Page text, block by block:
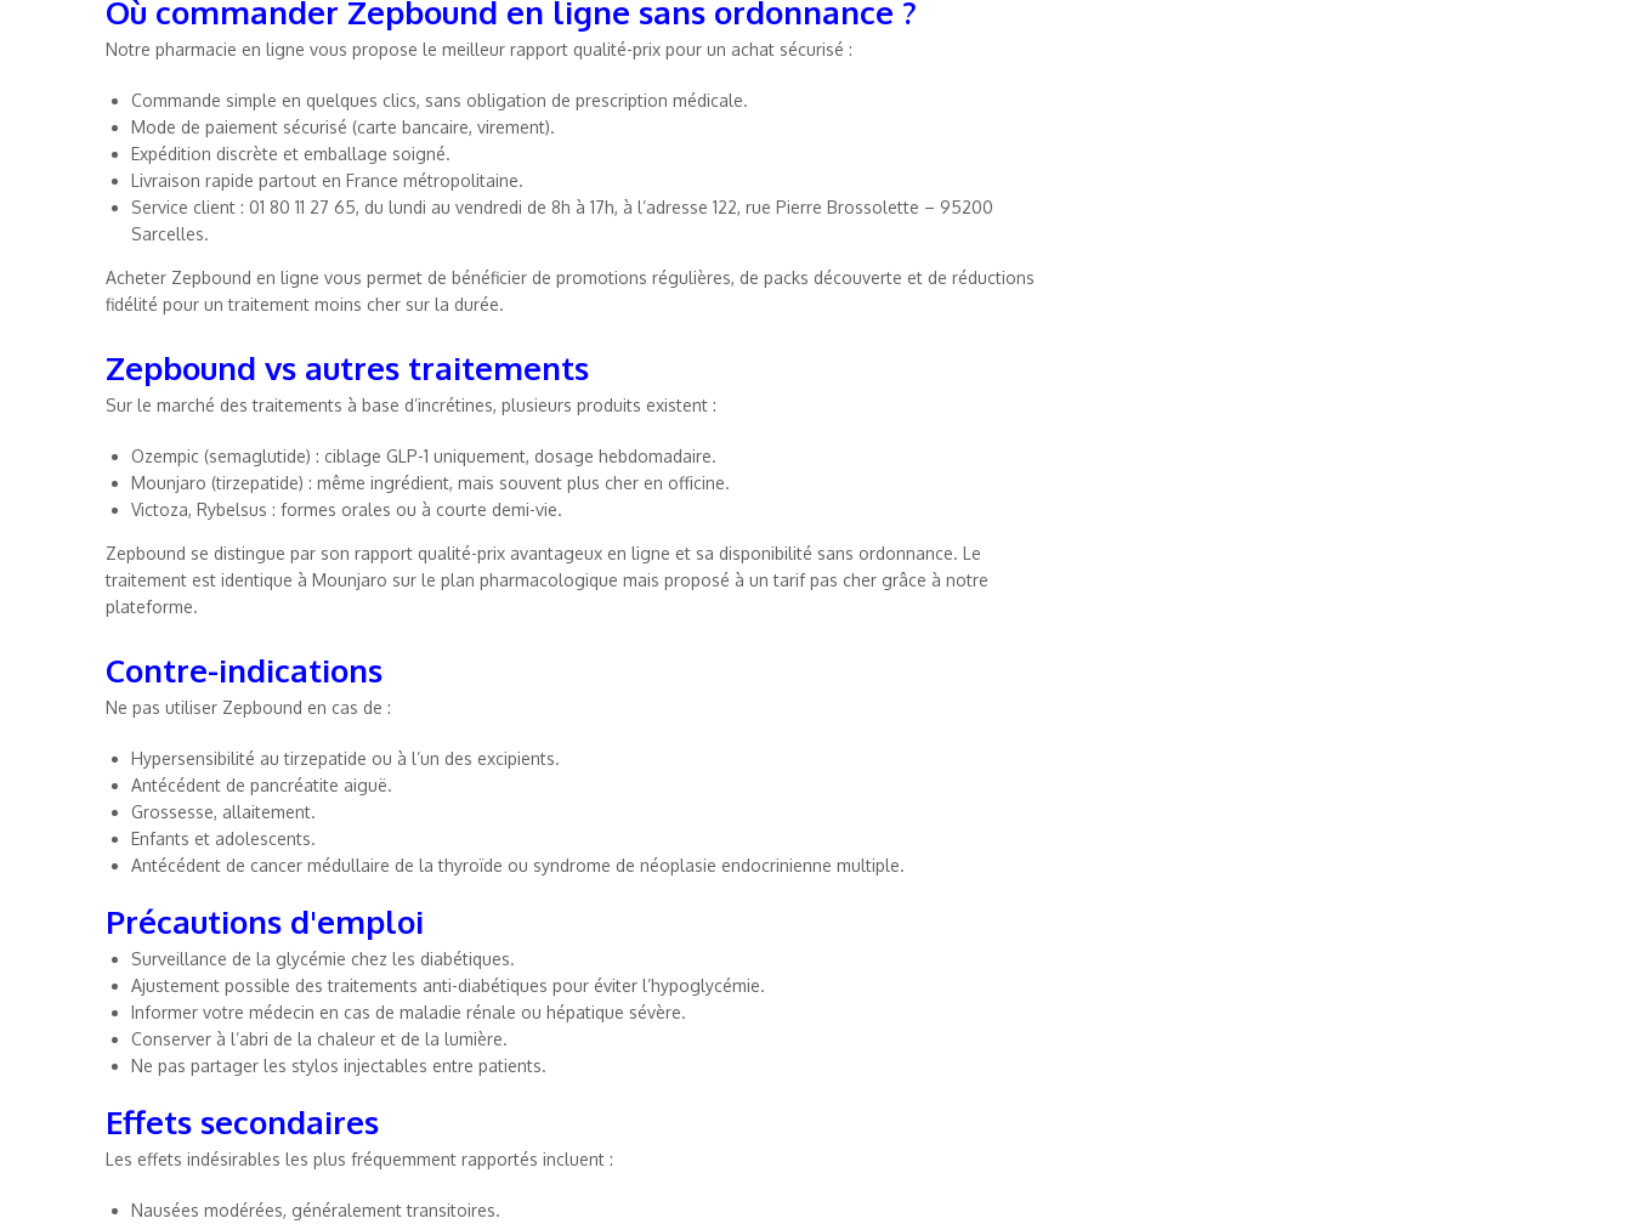
Où commander Zepbound en ligne sans ordonnance ?
Notre pharmacie en ligne vous propose le meilleur rapport qualité-prix pour un achat sécurisé :
Commande simple en quelques clics, sans obligation de prescription médicale.
Mode de paiement sécurisé (carte bancaire, virement).
Expédition discrète et emballage soigné.
Livraison rapide partout en France métropolitaine.
Service client : 01 80 11 27 65, du lundi au vendredi de 8h à 17h, à l’adresse 122, rue Pierre Brossolette – 95200
Sarcelles.
Acheter Zepbound en ligne vous permet de bénéficier de promotions régulières, de packs découverte et de réductions
fidélité pour un traitement moins cher sur la durée.
Zepbound vs autres traitements
Sur le marché des traitements à base d’incrétines, plusieurs produits existent :
Ozempic (semaglutide) : ciblage GLP-1 uniquement, dosage hebdomadaire.
Mounjaro (tirzepatide) : même ingrédient, mais souvent plus cher en officine.
Victoza, Rybelsus : formes orales ou à courte demi-vie.
Zepbound se distingue par son rapport qualité-prix avantageux en ligne et sa disponibilité sans ordonnance. Le
traitement est identique à Mounjaro sur le plan pharmacologique mais proposé à un tarif pas cher grâce à notre
plateforme.
Contre-indications
Ne pas utiliser Zepbound en cas de :
Hypersensibilité au tirzepatide ou à l’un des excipients.
Antécédent de pancréatite aiguë.
Grossesse, allaitement.
Enfants et adolescents.
Antécédent de cancer médullaire de la thyroïde ou syndrome de néoplasie endocrinienne multiple.
Précautions d'emploi
Surveillance de la glycémie chez les diabétiques.
Ajustement possible des traitements anti-diabétiques pour éviter l’hypoglycémie.
Informer votre médecin en cas de maladie rénale ou hépatique sévère.
Conserver à l’abri de la chaleur et de la lumière.
Ne pas partager les stylos injectables entre patients.
Effets secondaires
Les effets indésirables les plus fréquemment rapportés incluent :
Nausées modérées, généralement transitoires.